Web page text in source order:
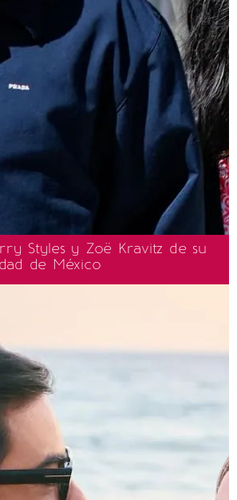
Styles y Zoë Kravitz de su
de México